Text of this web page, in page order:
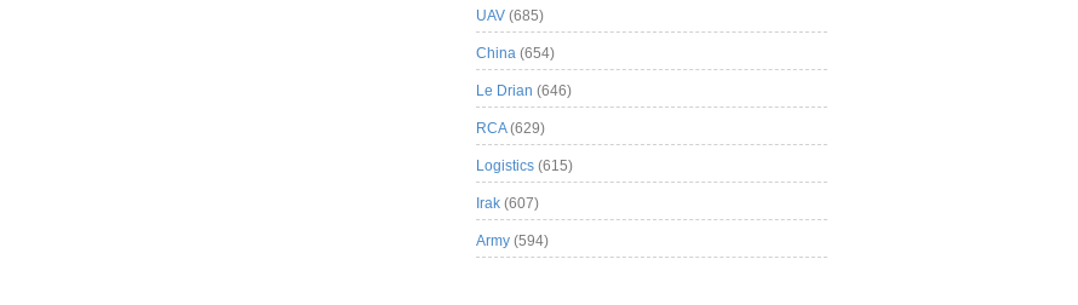
UAV (685)
China (654)
Le Drian (646)
RCA(629)
Logistics (615)
Irak (607)
Army (594)